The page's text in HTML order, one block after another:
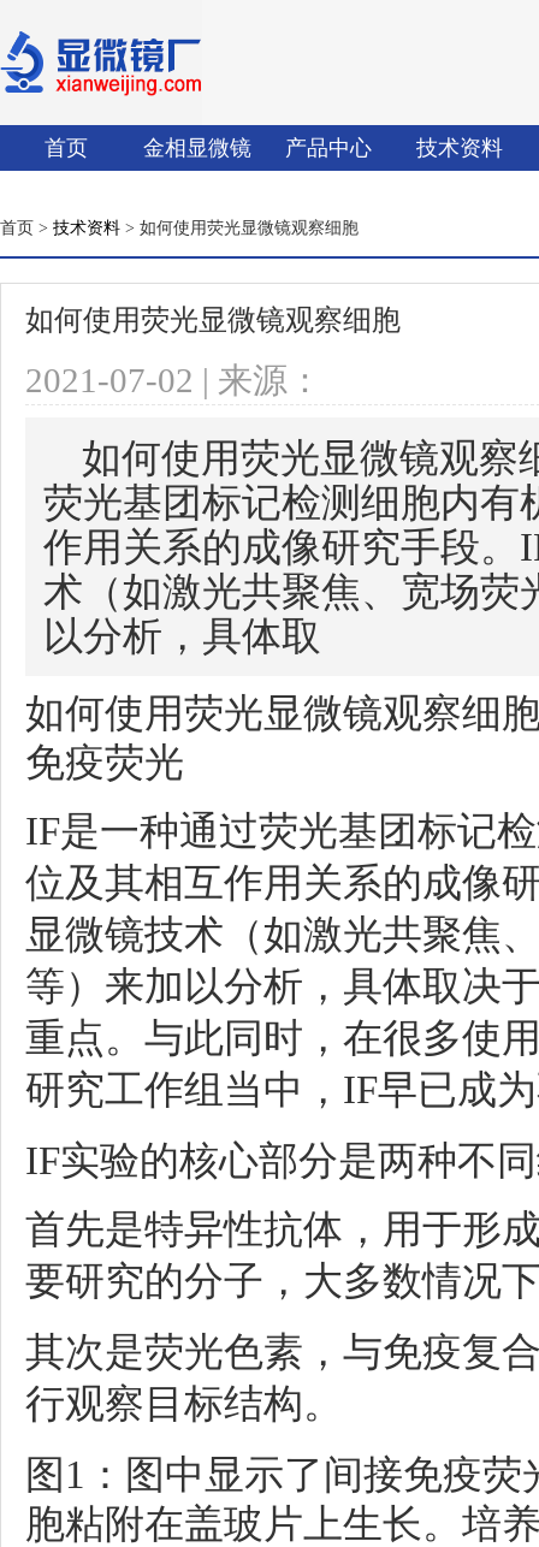
首页 金相显微镜 产品中心 技术资料
首页 > 技术资料 > 如何使用荧光显微镜观察细胞
如何使用荧光显微镜观察细胞
2021-07-02 | 来源：
如何使用荧光显微镜观察
荧光基团标记检测细胞内
作用关系的成像研究手段
术（如激光共聚焦、宽场
以分析，具体取
如何使用荧光显微镜观察细
免疫荧光
IF是一种通过荧光基团标记
位及其相互作用关系的成像
显微镜技术（如激光共聚焦
等）来加以分析，具体取决
重点。与此同时，在很多使
研究工作组当中，IF早已成
IF实验的核心部分是两种不
首先是特异性抗体，用于形
要研究的分子，大多数情况
其次是荧光色素，与免疫复
行观察目标结构。
图1：图中显示了间接免疫
胞粘附在盖玻片上生长。培